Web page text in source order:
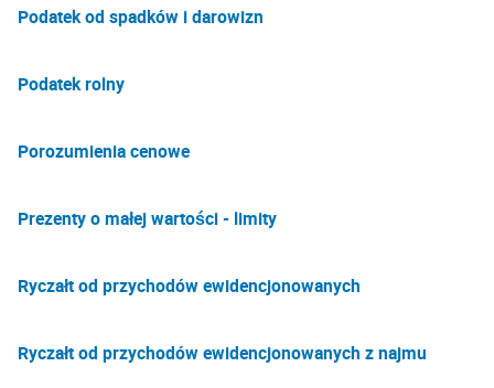
Podatek od spadków i darowizn
Podatek rolny
Porozumienia cenowe
Prezenty o małej wartości - limity
Ryczałt od przychodów ewidencjonowanych
Ryczałt od przychodów ewidencjonowanych z najmu